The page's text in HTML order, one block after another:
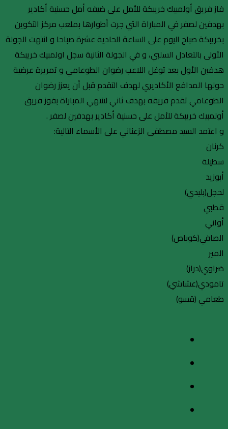
فاز فريق أولمبيك خريبكة للأمل على ضيفه أمل حسنية أكادير
بهدفين لصفر في المباراة التي جرت أطوارها بملعب مركز التكوين
بخريبكة صباح اليوم على الساعة الحادية عشرة صباحا و انتهت الجولة
الأولى بالتعادل السلبي، و في الجولة الثانية سجل اولمبيك خريبكة
هدفين الأول بعد توغل اللاعب رضوان الطوعامي و تمريرة عرضية
حولها المدافع الأكاديري لهدف التقدم قبل أن يعزز رضوان
الطوعامي تقدم فريقه بهدف ثاني لتنتهي المباراة بفوز فريق
أولمبيك خريبكة للأمل على حسنية أكادير بهدفين لصفر .
و اعتمد السيد مصطفى الزعناني على الأسماء التالية:
كرنان
سطيلة
أبوزيد
لحجل(بليدي)
قطبي
أواني
الصافي(كوباص)
المير
ضراوي(دراز)
تامودي(عشاشي)
طعامي (قسو)